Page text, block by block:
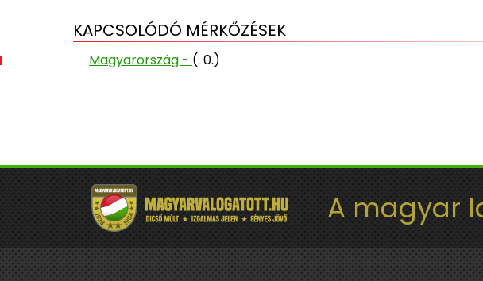
KAPCSOLÓDÓ MÉRKŐZÉSEK
Magyarország - (. 0.)
A magyar